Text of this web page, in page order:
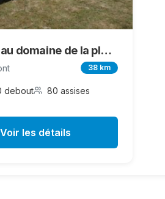
" Le relais " au domaine de la plume
38 km
debout 80 assises
Voir les détails